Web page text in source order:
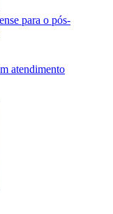
para o pós-
atendimento